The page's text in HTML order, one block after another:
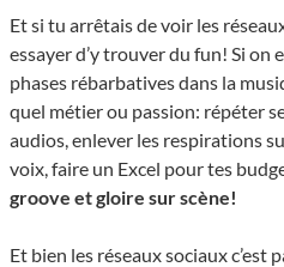
Et si tu arrêtais de voir les
essayer d’y trouver du fun! Si on
phases rébarbatives dans la
quel métier ou passion: répéter
audios, enlever les respirations
voix, faire un Excel pour tes
groove et gloire sur scène!
Et bien les réseaux sociaux c’est